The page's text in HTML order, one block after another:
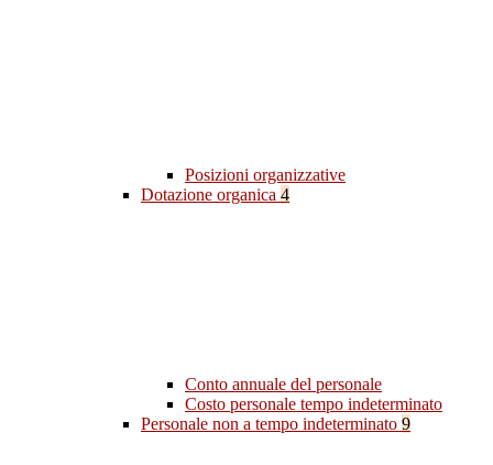
Posizioni organizzative
Dotazione organica 4
Conto annuale del personale
Costo personale tempo indeterminato
Personale non a tempo indeterminato 9